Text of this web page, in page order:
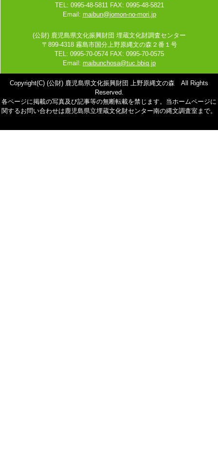
TEL: 0995-48-5811 FAX: 0995-48-5821
Email: maibun@jomon-no-mori.jp
(公財) 鹿児島県文化振興財団 埋蔵文化財調査センター
〒899-4318 霧島市国分上野原縄文の森２番１号
TEL: 0995-70-0574 FAX: 0995-70-0575
Email: maibunchosa@tuc.bbiq.jp
Copyright(C) (公財) 鹿児島県文化振興財団 上野原縄文の森 All Rights
Reserved.
各ページに掲載の写真及び記事等の無断転載を禁じます。当ホームページに
関するお問い合わせは鹿児島県立埋蔵文化財センター南の縄文調査室まで。